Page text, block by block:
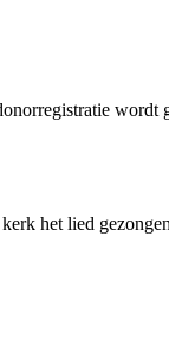
wordt
het lied